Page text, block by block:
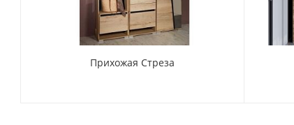
Прихожая Стреза